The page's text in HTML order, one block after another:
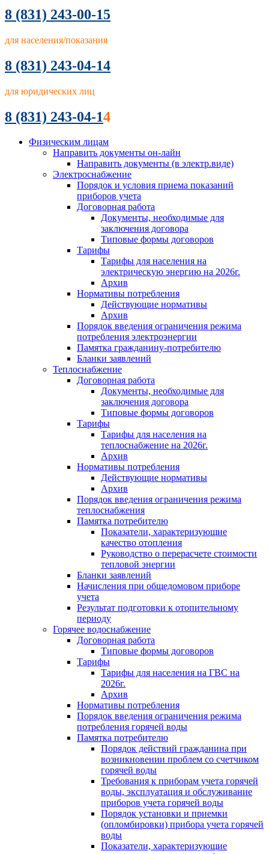
8 (831) 243-00-15
для населения/показания
8 (831) 243-04-14
для юридических лиц
8 (831) 243-04-14
Физическим лицам
Направить документы он-лайн
Направить документы (в электр.виде)
Электроснабжение
Порядок и условия приема показаний
приборов учета
Договорная работа
Документы, необходимые для
заключения договора
Типовые формы договоров
Тарифы
Тарифы для населения на
электрическую энергию на 2026г.
Архив
Нормативы потребления
Действующие нормативы
Архив
Порядок введения ограничения режима
потребления электроэнергии
Памятка гражданину-потребителю
Бланки заявлений
Теплоснабжение
Договорная работа
Документы, необходимые для
заключения договора
Типовые формы договоров
Тарифы
Тарифы для населения на
теплоснабжение на 2026г.
Архив
Нормативы потребления
Действующие нормативы
Архив
Порядок введения ограничения режима
теплоснабжения
Памятка потребителю
Показатели, характеризующие
качество отопления
Руководство о перерасчете стоимости
тепловой энергии
Бланки заявлений
Начисления при общедомовом приборе
учета
Результат подготовки к отопительному
периоду
Горячее водоснабжение
Договорная работа
Типовые формы договоров
Тарифы
Тарифы для населения на ГВС на
2026г.
Архив
Нормативы потребления
Порядок введения ограничения режима
потребления горячей воды
Памятка потребителю
Порядок действий гражданина при
возникновении проблем со счетчиком
горячей воды
Требования к приборам учета горячей
воды, эксплуатация и обслуживание
приборов учета горячей воды
Порядок установки и приемки
(опломбировки) прибора учета горячей
воды
Показатели, характеризующие